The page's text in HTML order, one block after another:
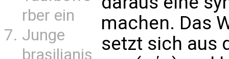
rber ein
Junge
brasilianis
machen. Das
setzt sich aus